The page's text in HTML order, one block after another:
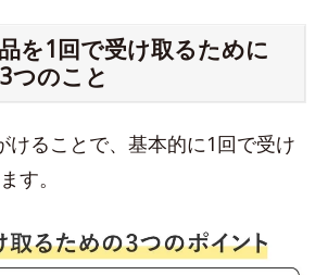
を1回で受け取るために
つのこと
けることで、基本的に1回で受け
す。